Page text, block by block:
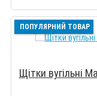
ПОПУЛЯРНИЙ ТОВАР
Щітки вугільні